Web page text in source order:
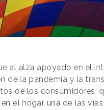
al alza apoyado en el
de la pandemia y la
de los consumidores,
el hogar una de las